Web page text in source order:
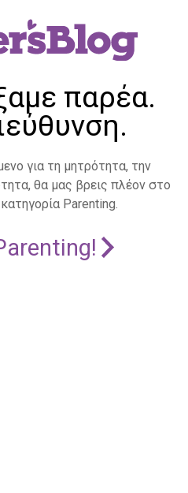
παρέα.
για τη μητρότητα, την
θα μας βρεις πλέον στο
Parenting.